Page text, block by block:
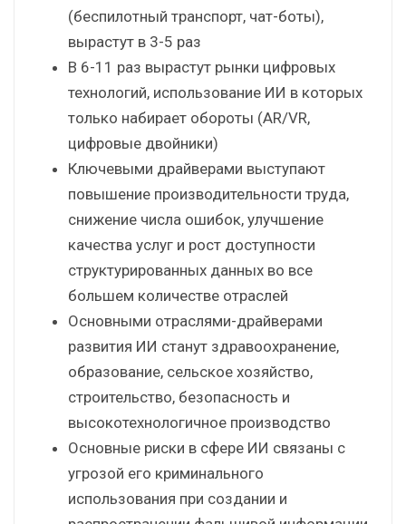
(беспилотный транспорт, чат-боты),
вырастут в 3-5 раз
В 6-11 раз вырастут рынки цифровых
технологий, использование ИИ в которых
только набирает обороты (AR/VR,
цифровые двойники)
Ключевыми драйверами выступают
повышение производительности труда,
снижение числа ошибок, улучшение
качества услуг и рост доступности
структурированных данных во все
большем количестве отраслей
Основными отраслями-драйверами
развития ИИ станут здравоохранение,
образование, сельское хозяйство,
строительство, безопасность и
высокотехнологичное производство
Основные риски в сфере ИИ связаны с
угрозой его криминального
использования при создании и